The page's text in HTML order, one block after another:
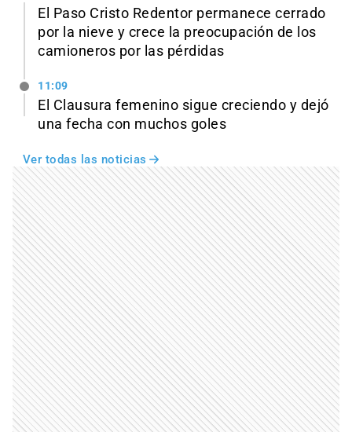
El Paso Cristo Redentor permanece cerrado
por la nieve y crece la preocupación de los
camioneros por las pérdidas
11:09
El Clausura femenino sigue creciendo y dejó
una fecha con muchos goles
Ver todas las noticias